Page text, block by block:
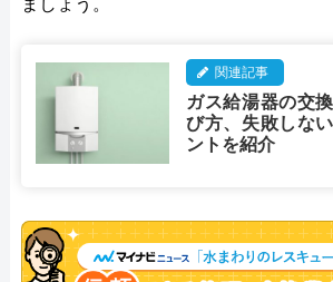
ましょう。
関連記事
ガス給湯器の交
び方、失敗しな
ントを紹介